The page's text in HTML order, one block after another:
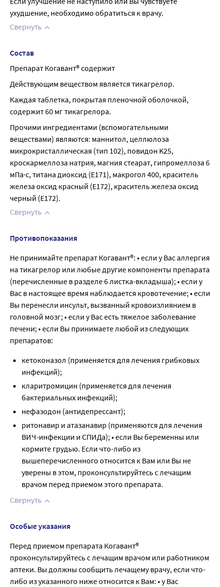
ухудшение, необходимо обратиться к врачу.
Свернуть
Состав
Препарат Когавант® содержит
Действующим веществом является тикагрелор.
Каждая таблетка, покрытая пленочной оболочкой,
содержит 60 мг тикагрелора.
Прочими ингредиентами (вспомогательными
веществами) являются: маннитол, целлюлоза
микрокристаллическая (тип 102), повидон K25,
кроскармеллоза натрия, магния стеарат, гипромеллоза 6
мПа·с, титана диоксид (E171), макрогол 400, краситель
железа оксид красный (E172), краситель железа оксид
черный (E172).
Свернуть
Противопоказания
Не принимайте препарат Когавант®: • если у Вас аллергия
на тикагрелор или любые другие компоненты препарата
(перечисленные в разделе 6 листка-вкладыша); • если у
Вас в настоящее время наблюдается кровотечение; • если
Вы перенесли инсульт, вызванный кровоизлиянием в
головной мозг; • если у Вас есть тяжелое заболевание
печени; • если Вы принимаете любой из следующих
препаратов:
кетоконазол (применяется для лечения грибковых
инфекций);
кларитромицин (применяется для лечения
бактериальных инфекций);
нефазодон (антидепрессант);
ритонавир и атазанавир (применяются для лечения
ВИЧ-инфекции и СПИДа); • если Вы беременны или
кормите грудью. Если что-либо из
вышеперечисленного относится к Вам или Вы не
уверены в этом, проконсультируйтесь с лечащим
врачом перед приемом этого препарата.
Свернуть
Особые указания
Перед приемом препарата Когавант®
проконсультируйтесь с лечащим врачом или работником
аптеки. Вы должны сообщить лечащему врачу, если что-
либо из указанного ниже относится к Вам: • у Вас